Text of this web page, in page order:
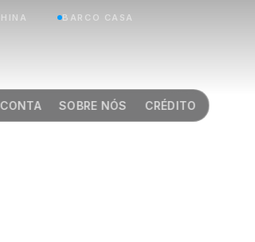
BARCO CASA
SOBRE NÓS CRÉDITO